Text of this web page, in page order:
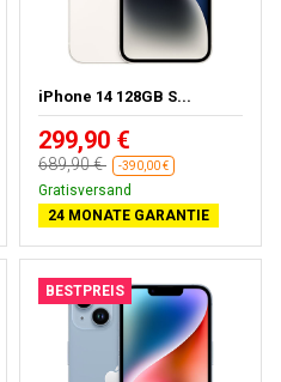
iPhone 14 128GB S...
299,90 €
689,90 € -390,00 €
Kostenloses Geschenk
24 MONATE GARANTIE
BESTPREIS